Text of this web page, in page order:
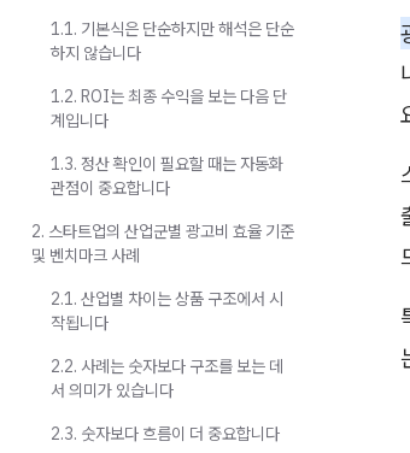
1.1. 기본식은 단순하지만 해석은 단순
하지 않습니다
1.2. ROI는 최종 수익을 보는 다음 단
계입니다
1.3. 정산 확인이 필요할 때는 자동화
관점이 중요합니다
2. 스타트업의 산업군별 광고비 효율 기준
및 벤치마크 사례
2.1. 산업별 차이는 상품 구조에서 시
작됩니다
2.2. 사례는 숫자보다 구조를 보는 데
서 의미가 있습니다
2.3. 숫자보다 흐름이 더 중요합니다